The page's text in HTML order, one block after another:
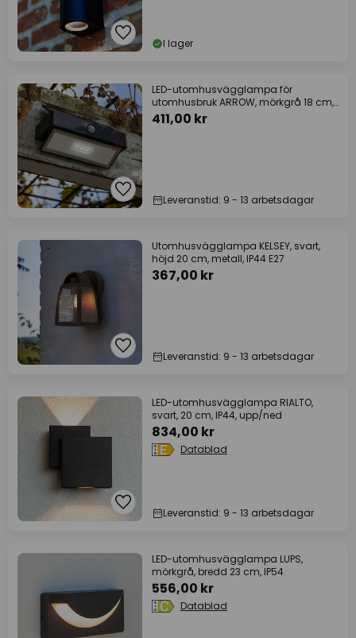
I lager
LED-utomhusvägglampa för
utomhusbruk ARROW, mörkgrå 18 cm,
rörelsesensor, IP44
411,00 kr
Leveranstid: 9 - 13 arbetsdagar
Utomhusvägglampa KELSEY, svart,
höjd 20 cm, metall, IP44 E27
367,00 kr
Leveranstid: 9 - 13 arbetsdagar
LED-utomhusvägglampa RIALTO,
svart, 20 cm, IP44, upp/ned
834,00 kr
Datablad
Leveranstid: 9 - 13 arbetsdagar
LED-utomhusvägglampa LUPS,
mörkgrå, bredd 23 cm, IP54
556,00 kr
Datablad